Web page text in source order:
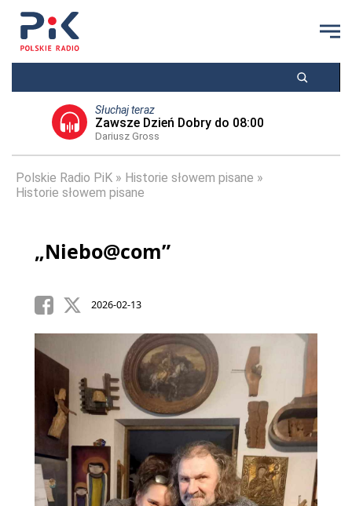
Słuchaj teraz
Zawsze Dzień Dobry do 08:00
Dariusz Gross
Polskie Radio PiK
Historie słowem pisane
Historie słowem pisane
„Niebo@com”
2026-02-13